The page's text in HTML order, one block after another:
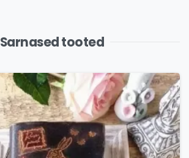
Sarnased tooted